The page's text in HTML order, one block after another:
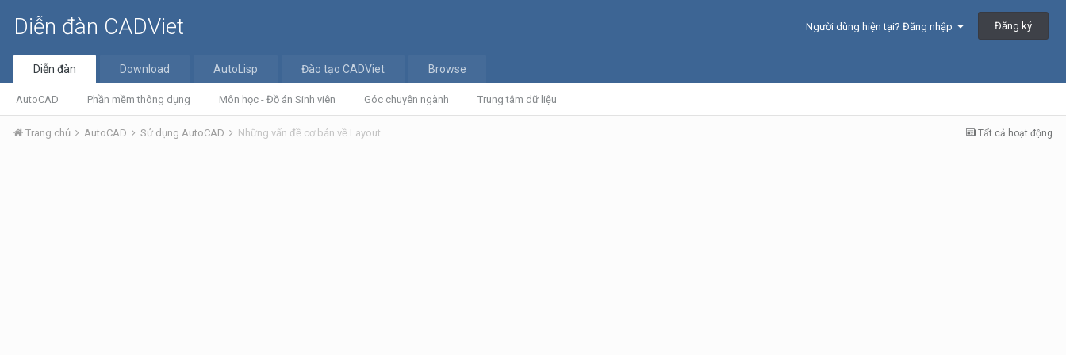
Diễn đàn CADViet Người dùng hiện tại? Đăng nhập Đăng ký
Diễn đàn
AutoCAD Phần mềm thông dụng Môn học - Đồ án Sinh viên Góc chuyên ngành Trung tâm dữ liệu
Download AutoLisp Đào tạo CADViet Browse
Tất cả hoạt động
Trang chủ AutoCAD Sử dụng AutoCAD Những vấn đề cơ bản về Layout